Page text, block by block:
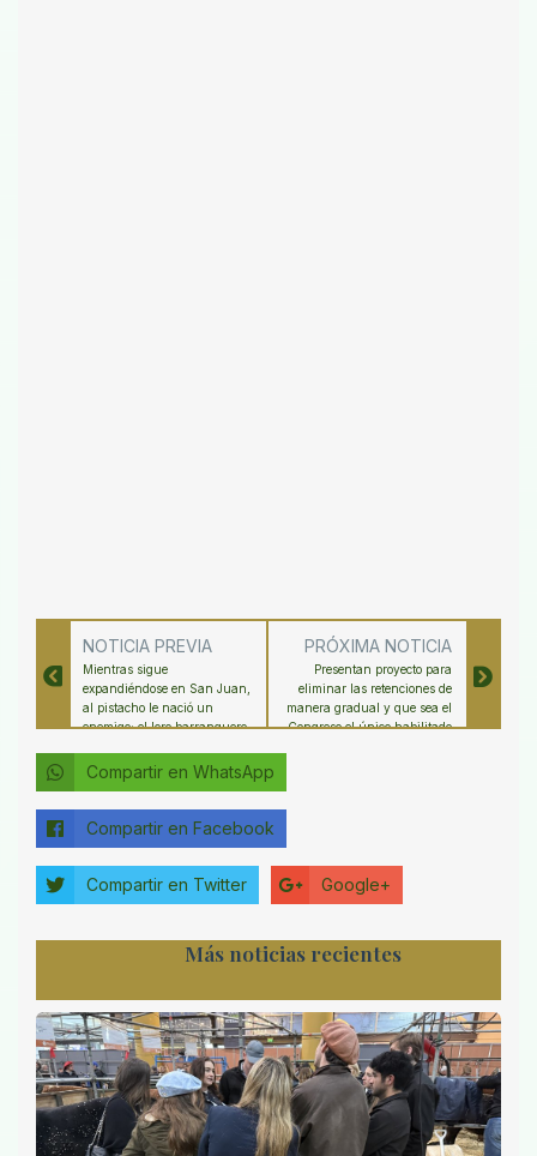
NOTICIA PREVIA
Mientras sigue
expandiéndose en San Juan,
al pistacho le nació un
enemigo: el loro barranquero
PRÓXIMA NOTICIA
Presentan proyecto para
eliminar las retenciones de
manera gradual y que sea el
Congreso el único habilitado
Compartir en WhatsApp
Compartir en Facebook
Compartir en Twitter Google+
Más noticias recientes